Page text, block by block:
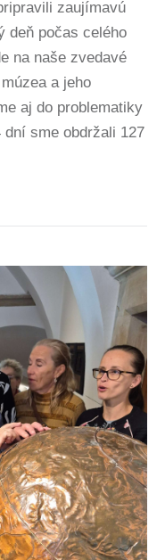
zaujímavú
deň počas celého
na naše zvedavé
a jeho
aj do problematiky
dní sme obdržali 127